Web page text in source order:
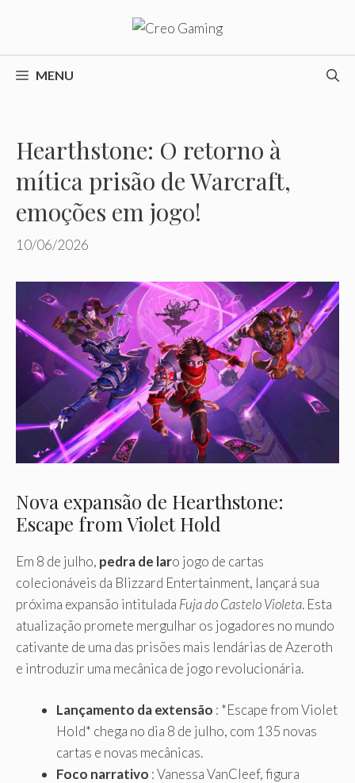
o
conteúdoMENU
Hearthstone: O retorno à
mítica prisão de Warcraft,
emoções em jogo!
10/06/2026
Nova expansão de Hearthstone:
Escape from Violet Hold
Em 8 de julho, pedra de laro jogo de cartas
colecionáveis ​​da Blizzard Entertainment, lançará sua
próxima expansão intitulada Fuja do Castelo Violeta. Esta
atualização promete mergulhar os jogadores no mundo
cativante de uma das prisões mais lendárias de Azeroth
e introduzir uma mecânica de jogo revolucionária.
Lançamento da extensão : *Escape from Violet
Hold* chega no dia 8 de julho, com 135 novas
cartas e novas mecânicas.
Foco narrativo : Vanessa VanCleef, figura